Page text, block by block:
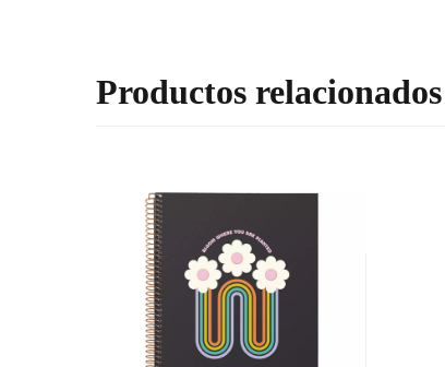
Productos relacionados